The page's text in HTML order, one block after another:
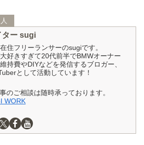
ター sugi
住フリーランサーのsugiです。
好きすぎて20代前半でBMWオーナー
持費やDIYなどを発信するブロガー、
として活動しています！
のご相談は随時承っております。
WORK